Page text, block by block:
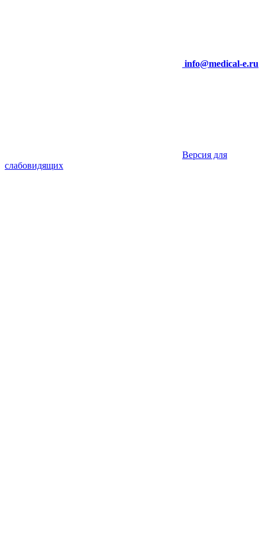
info@medical-e.ru
Версия для
слабовидящих